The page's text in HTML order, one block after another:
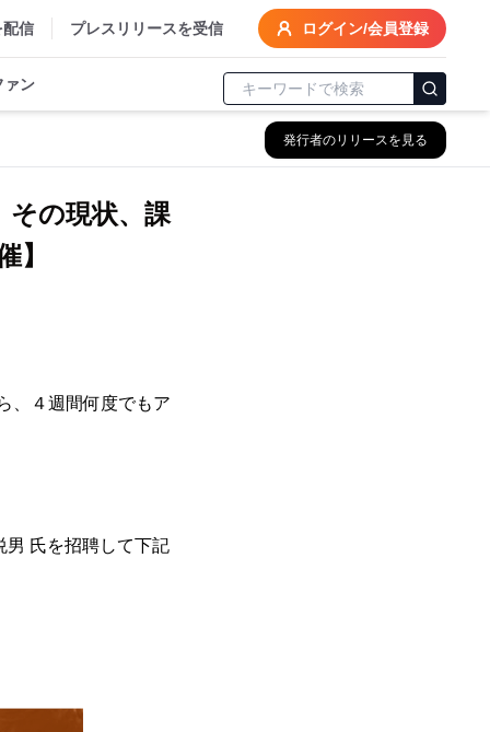
配信 プレスリリースを受信 ログイン/会員登録
ァン
発行者のリリースを見る
その現状、課
】
、４週間何度でもア
氏を招聘して下記